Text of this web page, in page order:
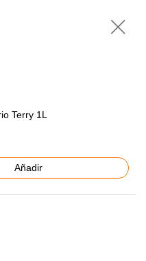
Terry 1L
Añadir